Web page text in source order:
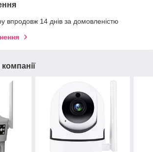
впродовж 14 днів за домовленістю